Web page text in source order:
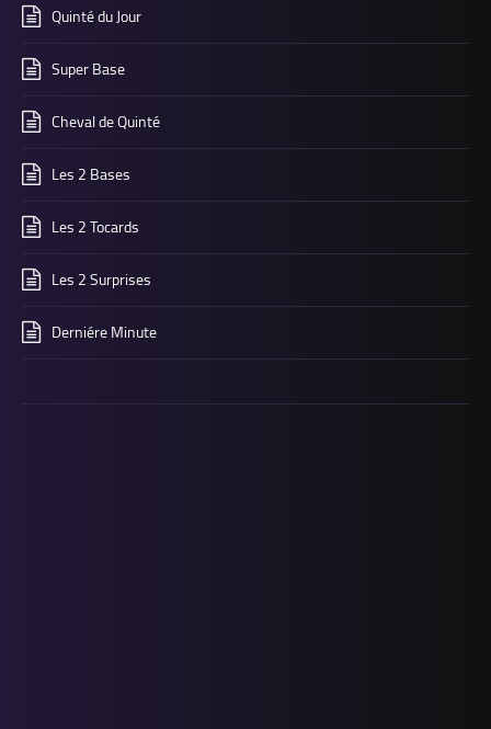
Quinté du Jour
Super Base
Cheval de Quinté
Les 2 Bases
Les 2 Tocards
Les 2 Surprises
Derniére Minute